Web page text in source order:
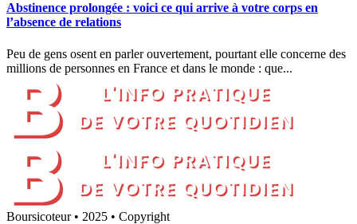
Abstinence prolongée : voici ce qui arrive à votre corps en
l’absence de relations
Peu de gens osent en parler ouvertement, pourtant elle concerne des
millions de personnes en France et dans le monde : que...
Boursicoteur • 2025 • Copyright